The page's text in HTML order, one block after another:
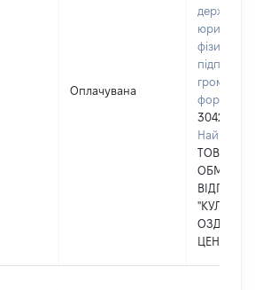
Оплачувана
фізичних
30428038
ЦЕНТР